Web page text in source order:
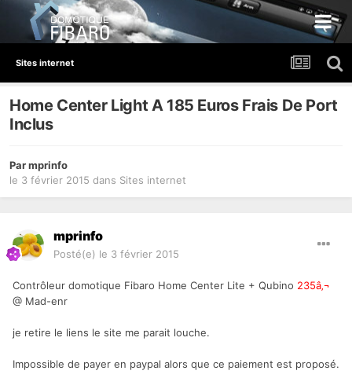
Sites internet
Home Center Light A 185 Euros Frais De Port
Inclus
Parmprinfo
le 3 février 2015 dans Sites internet
mprinfo
Posté(e) le 3 février 2015
Contrôleur domotique Fibaro Home Center Lite + Qubino 235â‚¬
@ Mad-enr
je retire le liens le site me parait louche.
Impossible de payer en paypal alors que ce paiement est proposé.